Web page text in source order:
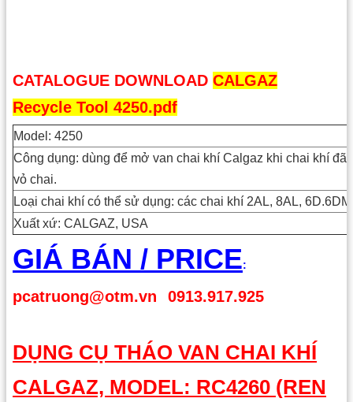
CATALOGUE DOWNLOAD CALGAZ
Recycle Tool 4250.pdf
Model: 4250
Công dụng: dùng để mở van chai khí Calgaz khi chai khí
vỏ chai.
Loại chai khí có thể sử dụng: các chai khí 2AL, 8AL,
Xuất xứ: CALGAZ, USA
GIÁ BÁN / PRICE:
pcatruong@otm.vn 0913.917.925
DỤNG CỤ THÁO VAN CHAI KHÍ
CALGAZ, MODEL: RC4260 (REN